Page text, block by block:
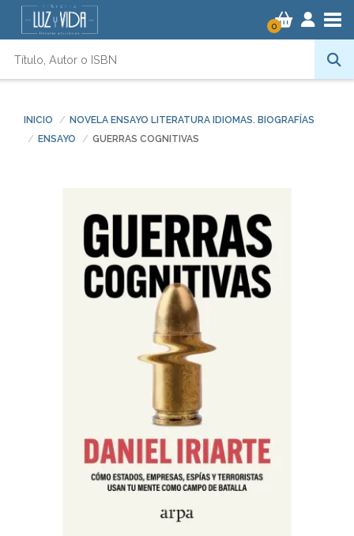
0
INICIO
NOVELA ENSAYO LITERATURA IDIOMAS. BIOGRAFÍAS
ENSAYO
GUERRAS COGNITIVAS